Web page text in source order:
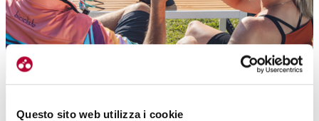
Questo sito web utilizza i cookie